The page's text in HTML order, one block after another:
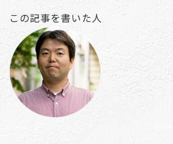
この記事を書いた人